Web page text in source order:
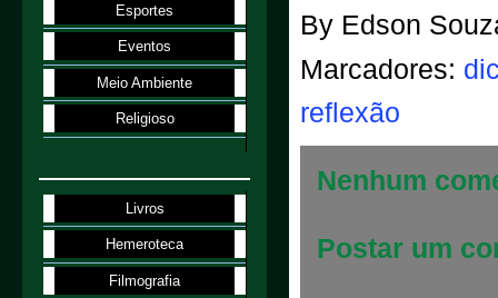
By Edson
Marcadores:
reflexão
Nenhum
Postar um
Esportes
Eventos
Meio Ambiente
Religioso
Livros
Hemeroteca
Filmografia